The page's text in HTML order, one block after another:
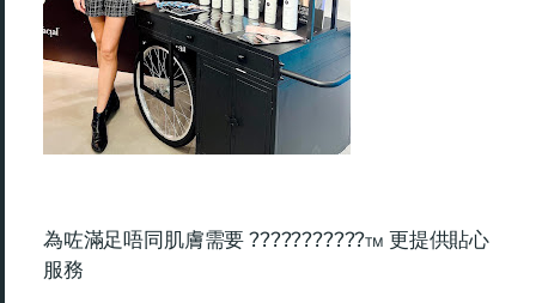
為咗滿足唔同肌膚需要 ???????????™ 更提供貼心
服務